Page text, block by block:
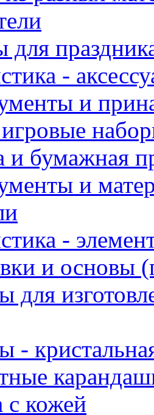
для
-
и
и бумажная
и
-
и основы
для
-
с кожей